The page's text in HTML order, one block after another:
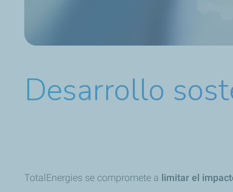
Desarrollo
TotalEnergies se compromete a limitar el